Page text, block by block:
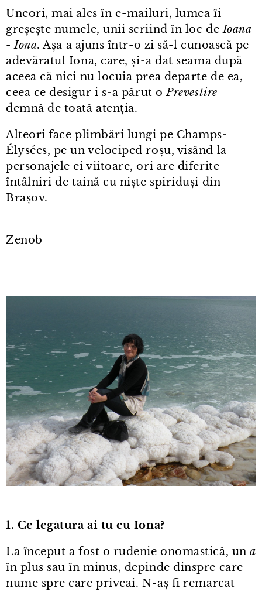
Uneori, mai ales în e⁠-⁠mailuri, lumea îi
greșește numele, unii scriind în loc deIoana
-Iona. Așa a ajuns într⁠-⁠o zi să-l cunoască pe
adevăratul Iona, care, și⁠-⁠a dat seama după
aceea că nici nu locuia prea departe de ea,
ceea ce desigur i s⁠-⁠a părut oPrevestire
demnă de toată atenția.
Alteori face plimbări lungi pe Champs-
Élysées, pe un velociped roșu, visând la
personajele ei viitoare, ori are diferite
întâlniri de taină cu niște spiriduși din
Brașov.
Zenob
1. Ce legătură ai tu cu Iona?
La început a fost o rudenie onomastică, una
în plus sau în minus, depinde dinspre care
nume spre care priveai. N⁠-⁠aș fi remarcat